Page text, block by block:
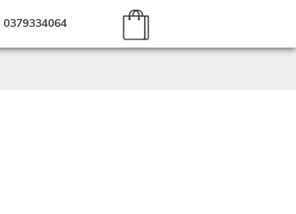
0379334064